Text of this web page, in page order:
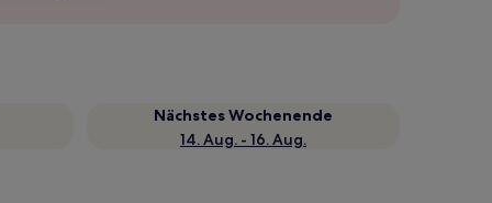
Nächstes Wochenende
14. Aug. - 16. Aug.